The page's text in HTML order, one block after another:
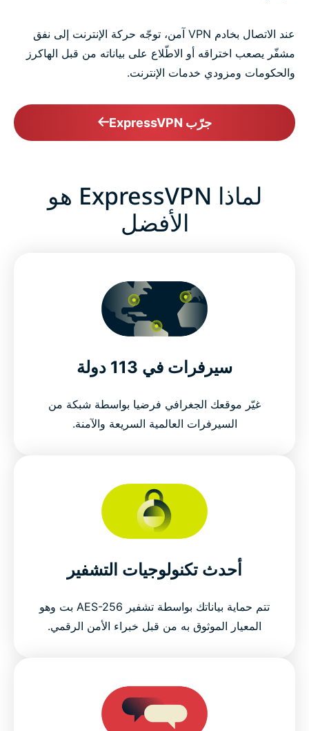
عند الاتصال بخادم VPN آمن، توجّه حركة الإنترنت إلى نفق
مشفّر يصعب اختراقه أو الاطّلاع على بياناته من قبل الهاكرز
والحكومات ومزودي خدمات الإنترنت.
جرّب ExpressVPN
لماذا ExpressVPN هو
الأفضل
سيرفرات في 113 دولة
غيّر موقعك الجغرافي فرضيا بواسطة شبكة من
السيرفرات العالمية السريعة والآمنة.
أحدث تكنولوجيات التشفير
تتم حماية بياناتك بواسطة تشفير AES-256 بت وهو
المعيار الموثوق به من قبل خبراء الأمن الرقمي.